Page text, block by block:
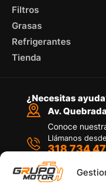
Filtros
Grasas
Refrigerantes
Tienda
¿Necesitas
Av.
Conoce
Llámanos
318 734
Por medio de